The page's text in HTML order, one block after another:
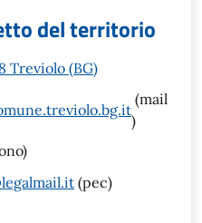
del territorio
Treviolo (BG)
(mail
)
(pec)